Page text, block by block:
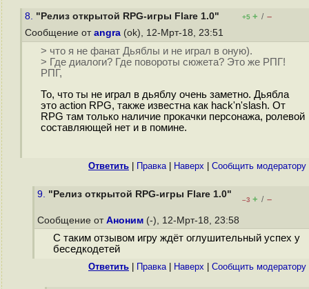
8. "Релиз открытой RPG-игры Flare 1.0" +5 + / –
Сообщение от angra (ok), 12-Мрт-18, 23:51
> что я не фанат Дьяблы и не играл в оную).
> Где диалоги? Где повороты сюжета? Это же РПГ!
РПГ,
То, что ты не играл в дьяблу очень заметно. Дьябла
это action RPG, также известна как hack'n'slash. От
RPG там только наличие прокачки персонажа, ролевой
составляющей нет и в помине.
Ответить Правка| Наверх Cообщить модератору
9. "Релиз открытой RPG-игры Flare 1.0"
–3 + / –
Сообщение от Аноним (-), 12-Мрт-18, 23:58
С таким отзывом игру ждёт оглушительный успех у
беседкодетей
Ответить Правка| Наверх Cообщить модератору